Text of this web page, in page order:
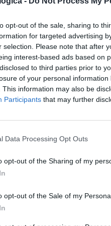
opt-out of the sale, sharing to
for targeted advertising
selection. Please note that after
interest-based ads based on
to third parties prior to
of your personal
This information may also be
Participants that may further
Data Processing Opt Outs
opt-out of the Sharing of my
opt-out of the Sale of my
. Per materiali pericolosi
pianali impermeabili,
di destinazione.
di scarto. Consegnare
proprio
espone le imprese a
di ogni aspetto dell'attività.
configura una violazione
rilevanti o la reiterazione
In questo caso si rischia
della normativa ambientale
di polizia. Durante un